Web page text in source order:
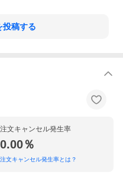
投稿する
注文キャンセル発生率
0.00％
注文キャンセル発生率とは？